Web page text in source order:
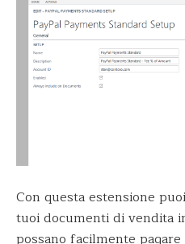
Con questa estensione
tuoi documenti di vendita
possano facilmente